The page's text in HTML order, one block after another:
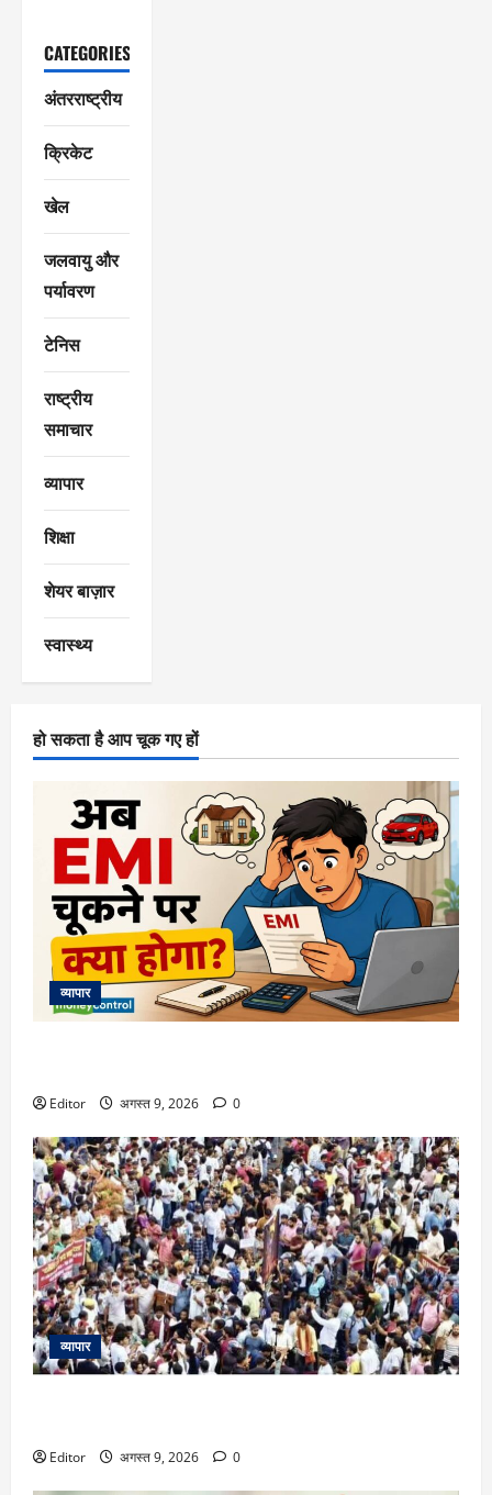
CATEGORIES
अंतरराष्ट्रीय
क्रिकेट
खेल
जलवायु और
पर्यावरण
टेनिस
राष्ट्रीय
समाचार
व्यापार
शिक्षा
शेयर बाज़ार
स्वास्थ्य
हो सकता है आप चूक गए हों
व्यापार
Editor अगस्त 9, 2026 0
व्यापार
Editor अगस्त 9, 2026 0